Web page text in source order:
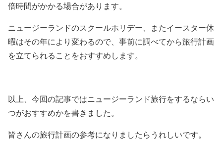
倍時間がかかる場合があります。
ニュージーランドのスクールホリデー、またイースター休
暇はその年により変わるので、事前に調べてから旅行計画
を立てられることをおすすめします。
以上、今回の記事ではニュージーランド旅行をするならい
つがおすすめかを書きました。
皆さんの旅行計画の参考になりましたらうれしいです。